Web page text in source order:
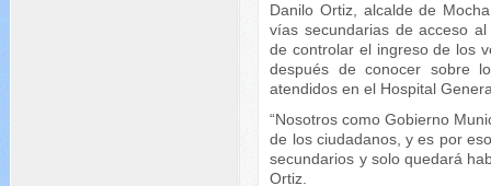
Danilo Ortiz, alcalde de
vías secundarias de acceso
de controlar el ingreso de los
después de conocer sobre
atendidos en el Hospital
“Nosotros como Gobierno
de los ciudadanos, y es por
secundarios y solo quedará
Ortiz.